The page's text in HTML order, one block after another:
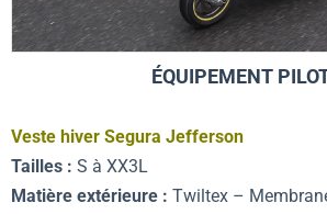
ÉQUIPEMENT
Veste hiver Segura Jefferson
Tailles : S à XX3L
Matière extérieure : Twiltex –